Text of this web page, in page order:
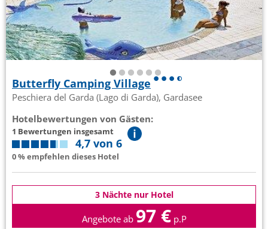
Butterfly Camping Village
Peschiera del Garda (Lago di Garda), Gardasee
Hotelbewertungen von Gästen:
1 Bewertungen insgesamt
4,7 von 6
0 % empfehlen dieses Hotel
3 Nächte nur Hotel
Angebote ab 97 € p.P